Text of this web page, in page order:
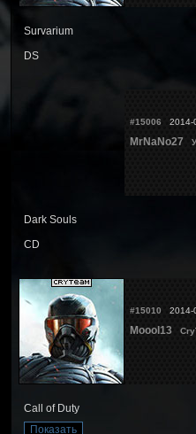
Survarium
DS
#15006 2014-
MrNaNo27
Dark Souls
CD
#15010 2014-
Moool13
Call of Duty